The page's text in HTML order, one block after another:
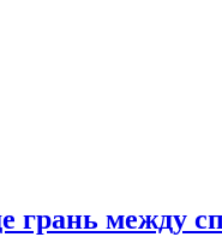
грань между